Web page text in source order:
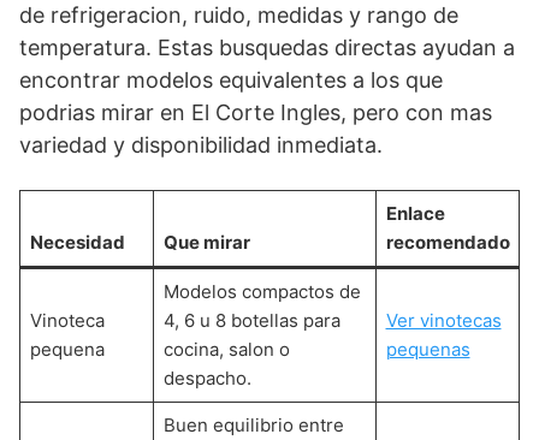
de refrigeracion, ruido, medidas y rango de
temperatura. Estas busquedas directas ayudan a
encontrar modelos equivalentes a los que
podrias mirar en El Corte Ingles, pero con mas
variedad y disponibilidad inmediata.
Necesidad Que mirar
Enlace
recomendado
Vinoteca
pequena
Modelos compactos de
4, 6 u 8 botellas para
cocina, salon o
despacho.
Ver vinotecas
pequenas
Buen equilibrio entre